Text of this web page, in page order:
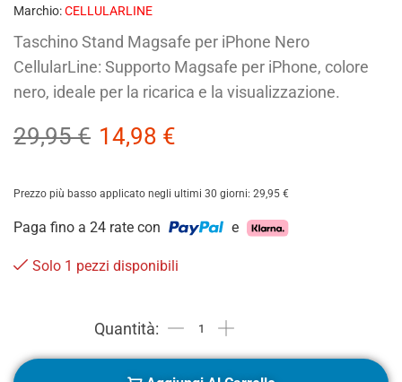
Marchio:CELLULARLINE
Taschino Stand Magsafe per iPhone Nero
CellularLine: Supporto Magsafe per iPhone, colore
nero, ideale per la ricarica e la visualizzazione.
29,95€ 14,98 €
Prezzo più basso applicato negli ultimi 30 giorni: 29,95 €
Paga fino a 24 rate con e
Solo 1 pezzi disponibili